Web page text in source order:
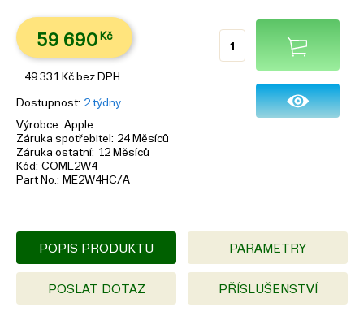
59 690 Kč
49 331 Kč bez DPH
Dostupnost 2 týdny
Výrobce Apple
Záruka spotřebitel
24 Měsíců
Záruka ostatní 12 Měsíců
Kód COME2W4
Part No.
ME2W4HC/A
POPIS PRODUKTU PARAMETRY
POSLAT DOTAZ PŘÍSLUŠENSTVÍ